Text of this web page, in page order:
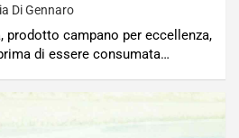
Di Gennaro
prodotto campano per eccellenza,
di essere consumata…